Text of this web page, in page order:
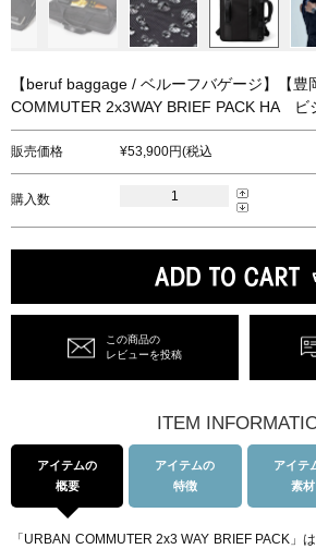
【beruf baggage / ベルーフバゲージ】【豊
COMMUTER 2x3WAY BRIEF PACK HA ビ
販売価格 53,900円(税込
購入数
この商品の
レビューを投稿
ITEM
アイテムの
概要
アイテムの
特徴
アイテ
素材
「URBAN COMMUTER 2x3 WAY BRIEF PACK」